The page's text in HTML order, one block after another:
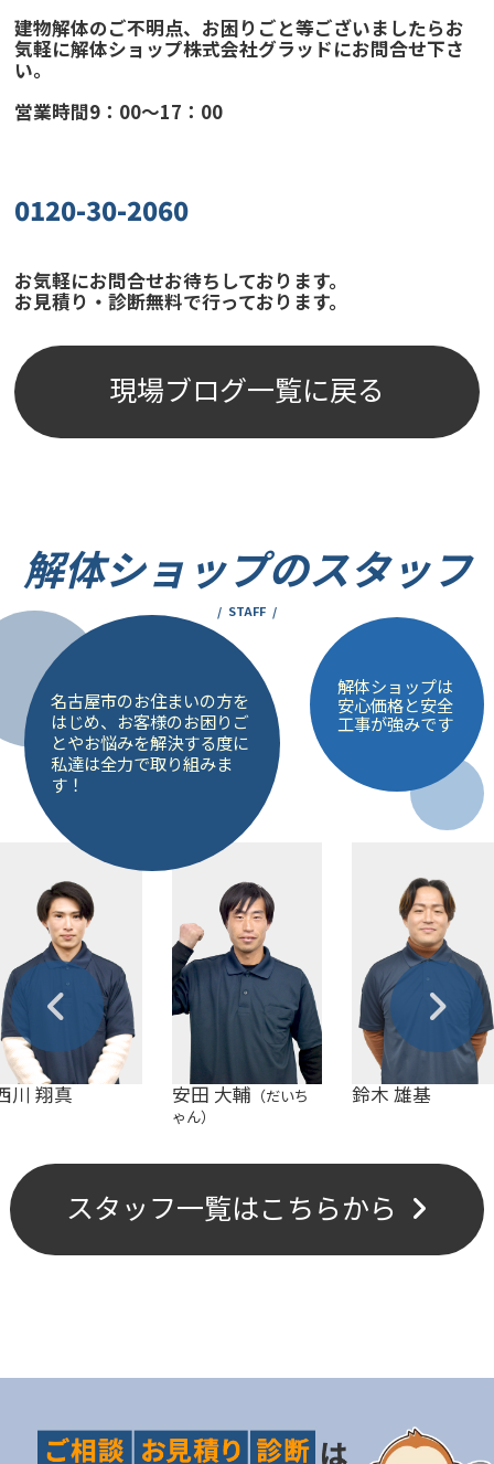
建物解体のご不明点、お困りごと等ございましたらお
気軽に解体ショップ株式会社グラッドにお問合せ下さ
い。
営業時間9：00～17：00
0120-30-2060
お気軽にお問合せお待ちしております。
お見積り・診断無料で行っております。
現場ブログ一覧に戻る
解体ショップのスタッフ
STAFF
名古屋市のお住まいの方を
はじめ、お客様のお困りご
とやお悩みを解決する度に
私達は全力で取り組みま
す！
解体ショップは
安心価格と安全
工事が強みです
川 翔真 安田 大輔 （だいち
ゃん）
鈴木 雄基
スタッフ一覧はこちらから